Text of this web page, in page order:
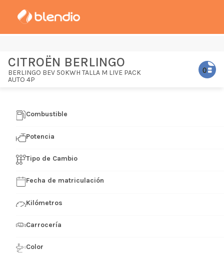
CITROËN BERLINGO
BERLINGO BEV 50KWH TALLA M LIVE PACK
AUTO 4P
Combustible
Potencia
Tipo de Cambio
Fecha de matriculación
Kilómetros
Carrocería
Color